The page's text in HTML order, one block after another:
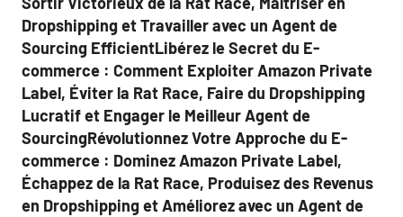
Dropshipping et Travailler avec un Agent de
Sourcing EfficientLibérez le Secret du E-
commerce : Comment Exploiter Amazon Private
Label, Éviter la Rat Race, Faire du Dropshipping
Lucratif et Engager le Meilleur Agent de
SourcingRévolutionnez Votre Approche du E-
commerce : Dominez Amazon Private Label,
Échappez de la Rat Race, Produisez des Revenus
en Dropshipping et Améliorez avec un Agent de